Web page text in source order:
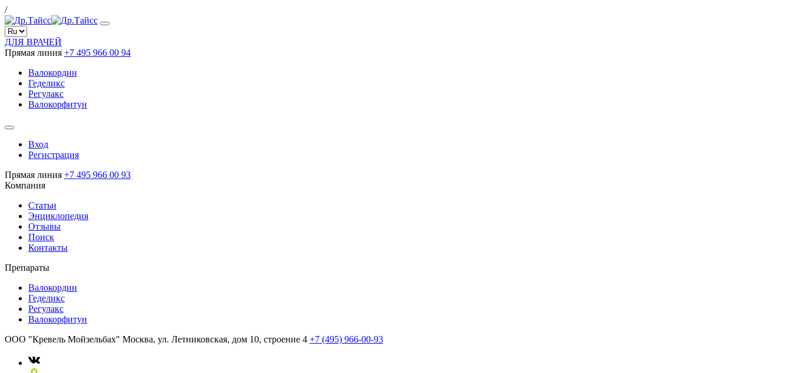
/
ДЛЯ ВРАЧЕЙ
Прямая линия +7 495 966 00 94
Валокордин
Геделикс
Регулакс
Валокорфитун
Вход
Регистрация
Прямая линия +7 495 966 00 93
Компания
Статьи
Энциклопедия
Отзывы
Поиск
Контакты
Препараты
Валокордин
Геделикс
Регулакс
Валокорфитун
ООО "Кревель Мойзельбах" Москва, ул. Летниковская, дом 10, строение 4 +7 (495) 966-00-93